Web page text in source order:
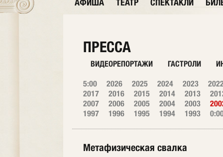
АФИША ТЕАТР СПЕКТАКЛИ
ПРЕССА
ВИДЕОРЕПОРТАЖИ ГАСТРОЛИ
5:00 2026 2025 2024 2023
2017
2016 2015 2014 2013
2007
2006 2005 2004 2003
1997
1996 1995 1994 1993
Метафизическая свалка